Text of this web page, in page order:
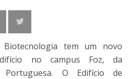
tem um novo
no campus Foz, da
Portuguesa. O Edifício de